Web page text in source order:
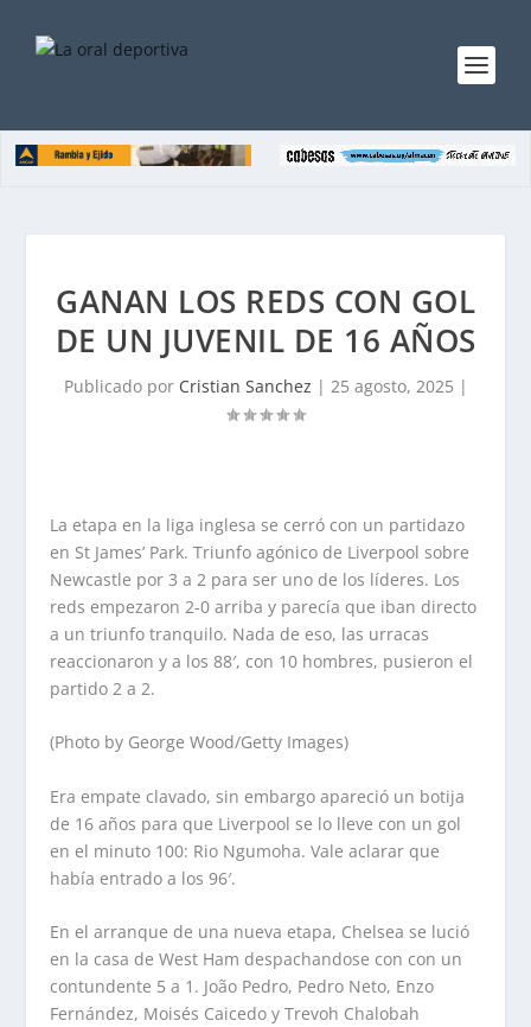
GANAN LOS REDS CON GOL
DE UN JUVENIL DE 16 AÑOS
Publicado por Cristian Sanchez | 25 agosto, 2025 |
La etapa en la liga inglesa se cerró con un partidazo
en St James’ Park. Triunfo agónico de Liverpool sobre
Newcastle por 3 a 2 para ser uno de los líderes. Los
reds empezaron 2-0 arriba y parecía que iban directo
a un triunfo tranquilo. Nada de eso, las urracas
reaccionaron y a los 88′, con 10 hombres, pusieron el
partido 2 a 2.
(Photo by George Wood/Getty Images)
Era empate clavado, sin embargo apareció un botija
de 16 años para que Liverpool se lo lleve con un gol
en el minuto 100: Rio Ngumoha. Vale aclarar que
había entrado a los 96′.
En el arranque de una nueva etapa, Chelsea se lució
en la casa de West Ham despachandose con con un
contundente 5 a 1. João Pedro, Pedro Neto, Enzo
Fernández, Moisés Caicedo y Trevoh Chalobah